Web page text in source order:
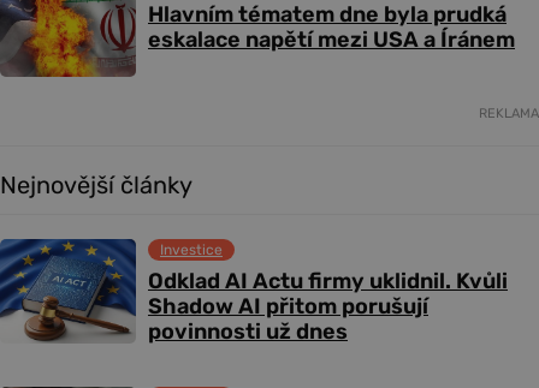
Hlavním tématem dne byla prudká
eskalace napětí mezi USA a Íránem
REKLAMA
Nejnovější články
Odklad AI Actu firmy uklidnil. Kvůli
Shadow AI přitom porušují
povinnosti už dnes
Investice